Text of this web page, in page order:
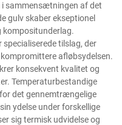
i sammensætningen af det
gulv skaber ekseptionel
tilslag, der
afløbsydelsen.
konsekvent kvalitet og
Temperaturbestandige
det gennemtrængelige
ydelse under forskellige
sig termisk udvidelse og